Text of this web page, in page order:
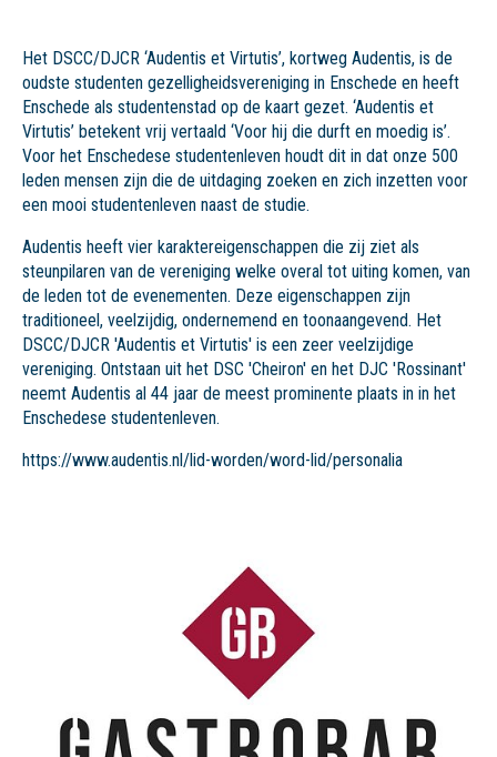
Het DSCC/DJCR ‘Audentis et Virtutis’, kortweg Audentis, is de
oudste studenten gezelligheidsvereniging in Enschede en heeft
Enschede als studentenstad op de kaart gezet. ‘Audentis et
Virtutis’ betekent vrij vertaald ‘Voor hij die durft en moedig is’.
Voor het Enschedese studentenleven houdt dit in dat onze 500
leden mensen zijn die de uitdaging zoeken en zich inzetten voor
een mooi studentenleven naast de studie.
Audentis heeft vier karaktereigenschappen die zij ziet als
steunpilaren van de vereniging welke overal tot uiting komen, van
de leden tot de evenementen. Deze eigenschappen zijn
traditioneel, veelzijdig, ondernemend en toonaangevend. Het
DSCC/DJCR 'Audentis et Virtutis' is een zeer veelzijdige
vereniging. Ontstaan uit het DSC 'Cheiron' en het DJC 'Rossinant'
neemt Audentis al 44 jaar de meest prominente plaats in in het
Enschedese studentenleven.
https://www.audentis.nl/lid-worden/word-lid/personalia